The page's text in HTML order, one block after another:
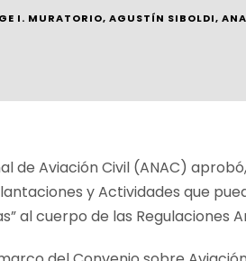
I. MURATORIO, AGUSTÍN SIBOLDI,
de Aviación Civil (ANAC)
y Actividades que
al cuerpo de las Regulaciones